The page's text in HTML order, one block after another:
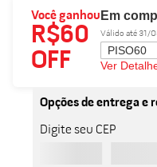
Você ganhou
R$60
OFF
Em
Válido até 31/
PISO60
Ver
Opções de entrega e
Digite seu CEP